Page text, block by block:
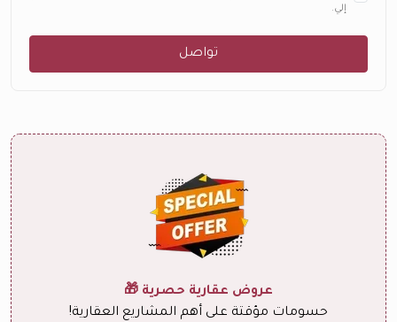
إلي.
تواصل
عروض عقارية حصرية 🎁
حسومات مؤقتة على أهم المشاريع العقارية!